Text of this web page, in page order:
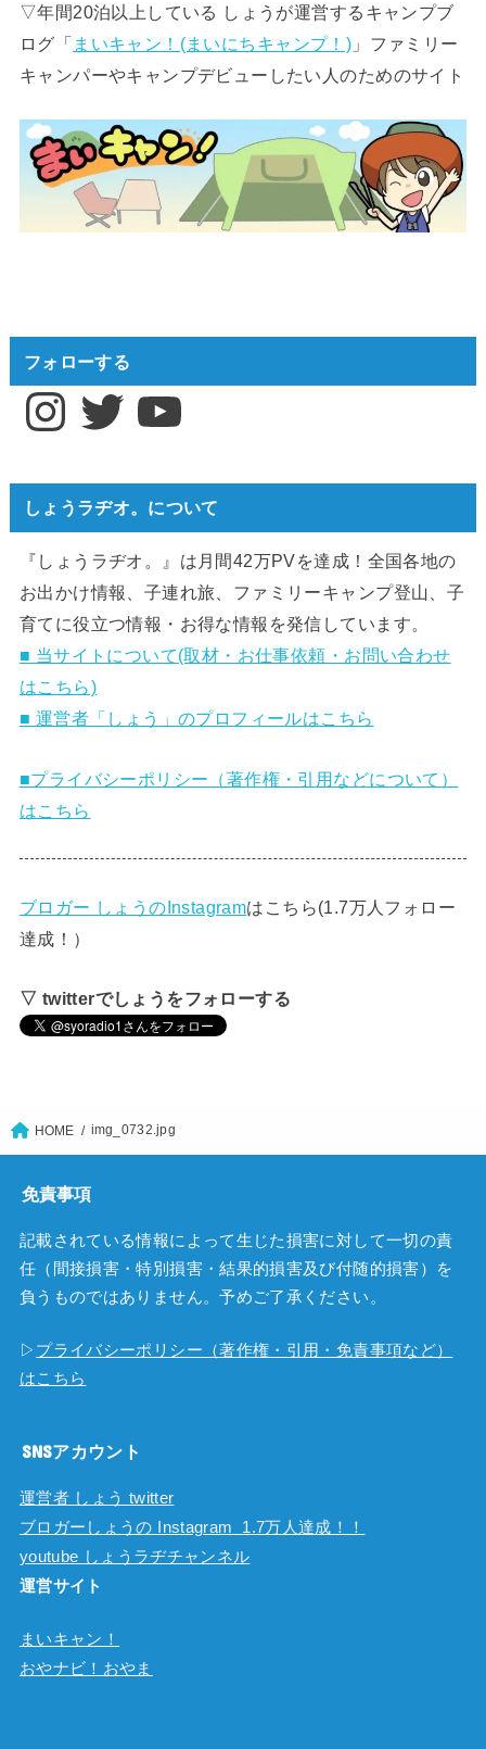
▽年間20泊以上している しょうが運営するキャンプブ
ログ「 まいキャン！(まいにちキャンプ！) 」ファミリー
キャンパーやキャンプデビューしたい人のためのサイト
フォローする
InstagramTwitter YouTube
しょうラヂオ。について
『しょうラヂオ。』は月間42万PVを達成！全国各地の
お出かけ情報、子連れ旅、ファミリーキャンプ登山、子
育てに役立つ情報・お得な情報を発信しています。
■ 当サイトについて(取材・お仕事依頼・お問い合わせ
はこちら)
■ 運営者「しょう」のプロフィールはこちら
■プライバシーポリシー（著作権・引用などについて）
はこちら
ブロガー しょうのInstagramはこちら(1.7万人フォロー
達成！）
▽ twitterでしょうをフォローする
HOME img_0732.jpg
免責事項
記載されている情報によって生じた損害に対して一切の責
任（間接損害・特別損害・結果的損害及び付随的損害）を
負うものではありません。予めご了承ください。
▷ プライバシーポリシー（著作権・引用・免責事項など）
はこちら
SNSアカウント
運営者 しょう twitter
ブロガーしょうの Instagram 1.7万人達成！！
youtube しょうラヂチャンネル
運営サイト
まいキャン！
おやナビ！おやま